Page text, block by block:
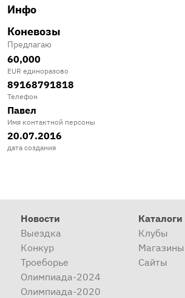
Инфо
Коневозы
Предлагаю
60,000
EUR единоразово
89168791818
Телефон
Павел
Имя контактной персоны
20.07.2016
дата создания
Новости
Выездка
Конкур
Троеборье
Олимпиада-2024
Олимпиада-2020
Каталоги
Клубы
Магазины
Сайты